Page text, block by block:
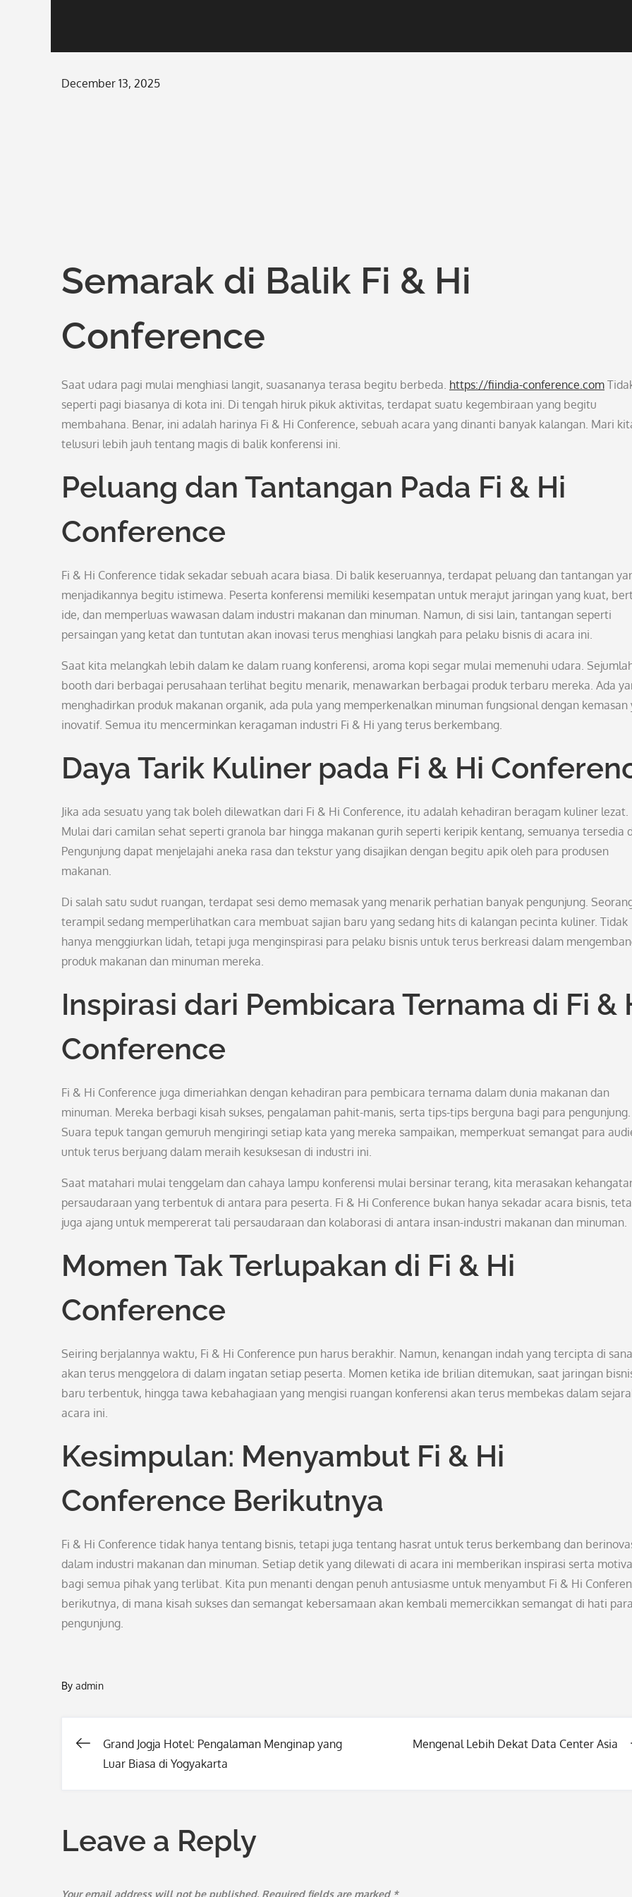
Posted
December 13, 2025
Semarak di Balik Fi & Hi
Conference
Saat udara pagi mulai menghiasi langit, suasananya terasa begitu berbeda. https://fiindia-conference.com
seperti pagi biasanya di kota ini. Di tengah hiruk pikuk aktivitas, terdapat suatu kegembiraan yang begitu
membahana. Benar, ini adalah harinya Fi & Hi Conference, sebuah acara yang dinanti banyak kalangan. Mari
telusuri lebih jauh tentang magis di balik konferensi ini.
Peluang dan Tantangan Pada Fi & Hi
Conference
Fi & Hi Conference tidak sekadar sebuah acara biasa. Di balik keseruannya, terdapat peluang dan tantangan
menjadikannya begitu istimewa. Peserta konferensi memiliki kesempatan untuk merajut jaringan yang kuat,
ide, dan memperluas wawasan dalam industri makanan dan minuman. Namun, di sisi lain, tantangan seperti
persaingan yang ketat dan tuntutan akan inovasi terus menghiasi langkah para pelaku bisnis di acara ini.
Saat kita melangkah lebih dalam ke dalam ruang konferensi, aroma kopi segar mulai memenuhi udara.
booth dari berbagai perusahaan terlihat begitu menarik, menawarkan berbagai produk terbaru mereka. Ada
menghadirkan produk makanan organik, ada pula yang memperkenalkan minuman fungsional dengan kemasan
inovatif. Semua itu mencerminkan keragaman industri Fi & Hi yang terus berkembang.
Daya Tarik Kuliner pada Fi & Hi
Jika ada sesuatu yang tak boleh dilewatkan dari Fi & Hi Conference, itu adalah kehadiran beragam kuliner lezat.
Mulai dari camilan sehat seperti granola bar hingga makanan gurih seperti keripik kentang, semuanya tersedia
Pengunjung dapat menjelajahi aneka rasa dan tekstur yang disajikan dengan begitu apik oleh para produsen
makanan.
Di salah satu sudut ruangan, terdapat sesi demo memasak yang menarik perhatian banyak pengunjung.
terampil sedang memperlihatkan cara membuat sajian baru yang sedang hits di kalangan pecinta kuliner. Tidak
hanya menggiurkan lidah, tetapi juga menginspirasi para pelaku bisnis untuk terus berkreasi dalam
produk makanan dan minuman mereka.
Inspirasi dari Pembicara Ternama di Fi &
Conference
Fi & Hi Conference juga dimeriahkan dengan kehadiran para pembicara ternama dalam dunia makanan dan
minuman. Mereka berbagi kisah sukses, pengalaman pahit-manis, serta tips-tips berguna bagi para pengunjung.
Suara tepuk tangan gemuruh mengiringi setiap kata yang mereka sampaikan, memperkuat semangat para
untuk terus berjuang dalam meraih kesuksesan di industri ini.
Saat matahari mulai tenggelam dan cahaya lampu konferensi mulai bersinar terang, kita merasakan
persaudaraan yang terbentuk di antara para peserta. Fi & Hi Conference bukan hanya sekadar acara bisnis,
juga ajang untuk mempererat tali persaudaraan dan kolaborasi di antara insan-industri makanan dan minuman.
Momen Tak Terlupakan di Fi & Hi
Conference
Seiring berjalannya waktu, Fi & Hi Conference pun harus berakhir. Namun, kenangan indah yang tercipta di sana
akan terus menggelora di dalam ingatan setiap peserta. Momen ketika ide brilian ditemukan, saat jaringan
baru terbentuk, hingga tawa kebahagiaan yang mengisi ruangan konferensi akan terus membekas dalam
acara ini.
Kesimpulan: Menyambut Fi & Hi
Conference Berikutnya
Fi & Hi Conference tidak hanya tentang bisnis, tetapi juga tentang hasrat untuk terus berkembang dan
dalam industri makanan dan minuman. Setiap detik yang dilewati di acara ini memberikan inspirasi serta
bagi semua pihak yang terlibat. Kita pun menanti dengan penuh antusiasme untuk menyambut Fi & Hi
berikutnya, di mana kisah sukses dan semangat kebersamaan akan kembali memercikkan semangat di hati para
pengunjung.
By admin
Post
Grand Jogja Hotel: Pengalaman Menginap yang
Luar Biasa di Yogyakarta
Mengenal Lebih Dekat Data Center Asia
Leave a Reply
Your email address will not be published. Required fields are marked *